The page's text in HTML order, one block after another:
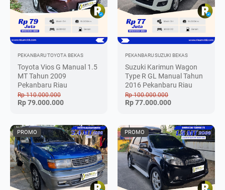
PEKANBARUTOYOTA BEKAS
Toyota Vios G Manual 1.5
MT Tahun 2009
Pekanbaru Riau
Rp 110.000.000
Rp 79.000.000
PEKANBARUSUZUKI BEKAS
Suzuki Karimun Wagon
Type R GL Manual Tahun
2016 Pekanbaru Riau
Rp 100.000.000
Rp 77.000.000
PROMO PROMO